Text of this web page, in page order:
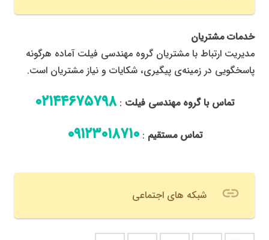
خدمات مشتریان
مدیریت ارتباط با مشتریان گروه مهندسی فیلت آماده هرگونه
پاسخگویی در زمینه‌ی پیگیری، شکایات و نیاز مشتریان است.
تماس با گروه مهندسی فیلت :٠٢١٤٤٦٧٥٧٩٨
تماس مستقیم :٠٩١٢٣٠١٨٧١٠
link شبکه های اجتماعی